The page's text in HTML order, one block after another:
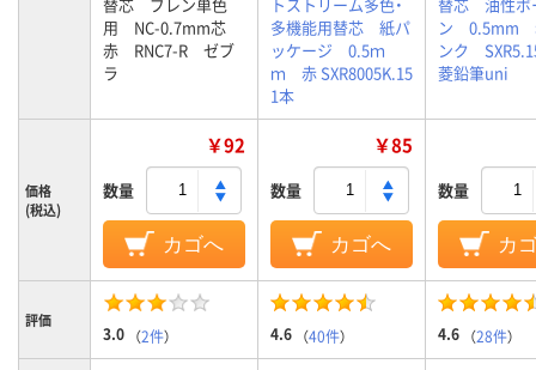
用 NC-0.7mm芯
赤 RNC7-R ゼブ
ラ
多機能用替芯 紙パ
ッケージ 0.5ｍ
ｍ 赤 SXR8005K.15
1本
ン 0.5mm
ンク
菱鉛筆uni
価格
(税込)
￥92
数量
カゴへ
￥85
数量
カゴへ
数量
カ
評価
3.0 （2件） 4.6 （40件） 4.6 （28件）